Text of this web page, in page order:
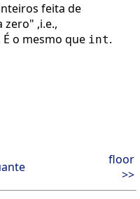
feita de
,i.e.,
É o mesmo que int.
floor
>>